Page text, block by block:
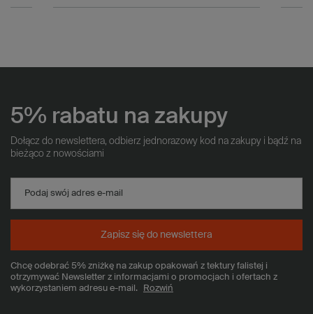
5% rabatu na zakupy
Dołącz do newslettera, odbierz jednorazowy kod na zakupy i bądź na
bieżąco z nowościami
Podaj swój adres e-mail
Chcę odebrać 5% zniżkę na zakup opakowań z tektury falistej i
otrzymywać Newsletter z informacjami o promocjach i ofertach z
wykorzystaniem adresu e-mail.
Rozwiń
Zapisz się do newslettera